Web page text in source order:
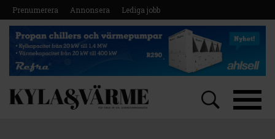
Prenumerera Annonsera Lediga jobb